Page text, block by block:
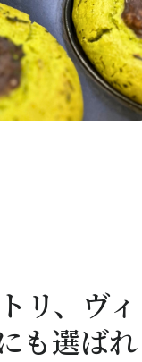
リ、ヴィ
も選ばれ